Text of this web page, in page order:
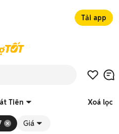
Tải app
Tiên Xoá lọc
Giá